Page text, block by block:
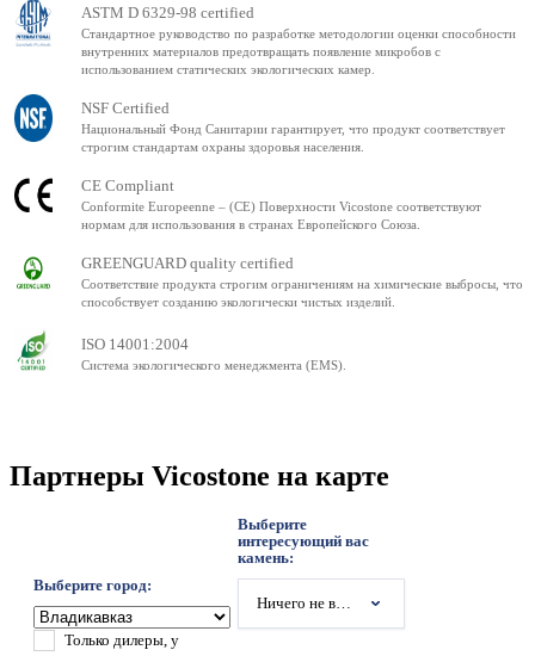
ASTM D 6329-98 certified
Стандартное руководство по разработке методологии оценки способности
внутренних материалов предотвращать появление микробов с
использованием статических экологических камер.
NSF Certified
Национальный Фонд Санитарии гарантирует, что продукт соответствует
строгим стандартам охраны здоровья населения.
CE Compliant
Conformite Europeenne – (CE) Поверхности Vicostone соответствуют
нормам для использования в странах Европейского Союза.
GREENGUARD quality certified
Соответствие продукта строгим ограничениям на химические выбросы, что
способствует созданию экологически чистых изделий.
ISO 14001:2004
Система экологического менеджмента (EMS).
Партнеры Vicostone на карте
Выберите город:
Выберите
интересующий вас
камень:
Ничего не выбрано
Только дилеры, у